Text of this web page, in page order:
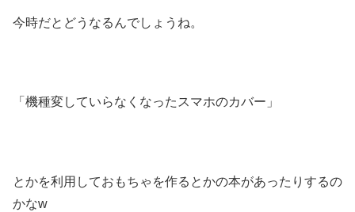
今時だとどうなるんでしょうね。
「機種変していらなくなったスマホのカバー」
とかを利用しておもちゃを作るとかの本があったりするの
かなw